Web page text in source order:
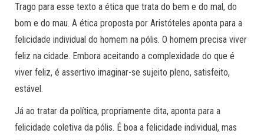
Trago para esse texto a ética que trata do bem e do mal, do
bom e do mau. A ética proposta por Aristóteles aponta para a
felicidade individual do homem na pólis. O homem precisa viver
feliz na cidade. Embora aceitando a complexidade do que é
viver feliz, é assertivo imaginar-se sujeito pleno, satisfeito,
estável.
Já ao tratar da política, propriamente dita, aponta para a
felicidade coletiva da pólis. É boa a felicidade individual, mas